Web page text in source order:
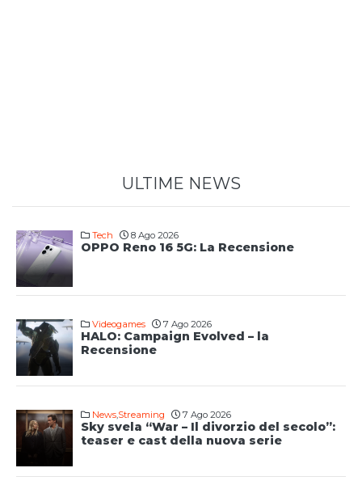
ULTIME NEWS
Tech 8 Ago 2026
OPPO Reno 16 5G: La Recensione
Videogames 7 Ago 2026
HALO: Campaign Evolved – la
Recensione
News,Streaming 7 Ago 2026
Sky svela “War – Il divorzio del secolo”:
teaser e cast della nuova serie